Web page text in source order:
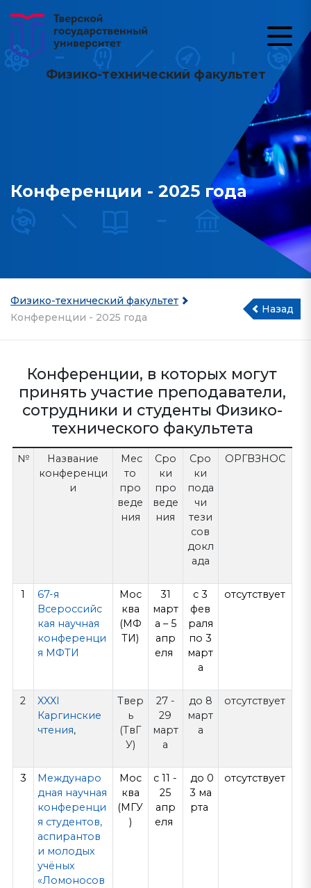
Физико-технический факультет
Конференции - 2025 года
Физико-технический факультет
Конференции - 2025 года
Назад
Конференции, в которых могут
принять участие преподаватели,
сотрудники и студенты Физико-
технического факультета
№
Название
конференци
и
Мес
то
про
веде
ния
Сро
ки
про
веде
ния
Сро
ки
пода
чи
тези
сов
докл
ада
ОРГВЗНОС
1
67-я
Всероссийс
кая научная
конференци
я МФТИ
Мос
ква
(МФ
ТИ)
31
март
а – 5
апр
еля
с 3
фев
раля
по 3
март
а
отсутствует
2
XXXI
Каргинские
чтения,
Твер
ь
(ТвГ
У)
27 -
29
март
а
до 8
март
а
отсутствует
3
Междунаро
дная научная
конференци
я студентов,
аспирантов
и молодых
учёных
«Ломоносов
Мос
ква
(МГУ
)
с 11 -
25
апр
еля
до 0
3 ма
рта
отсутствует